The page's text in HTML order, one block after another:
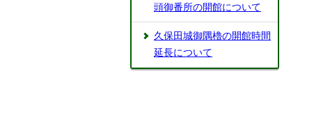
頭御番所の開館について
久保田城御隅櫓の開館時間
延長について